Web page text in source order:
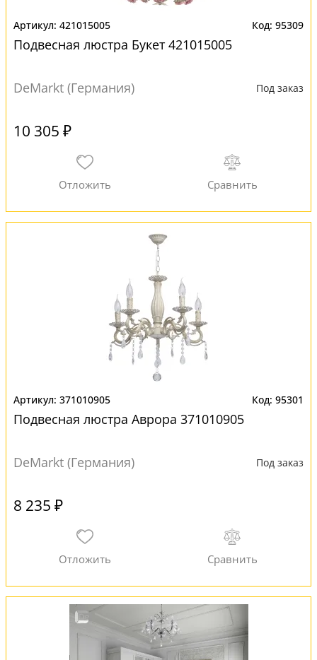
421015005 95309
Подвесная люстра Букет 421015005
DeMarkt (Германия) Под заказ
10 305 ₽
371010905 95301
Подвесная люстра Аврора 371010905
DeMarkt (Германия) Под заказ
8 235 ₽